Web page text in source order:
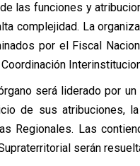
las funciones y
complejidad. La
por el Fiscal
será liderado por
de sus atribuciones,
Regionales. Las
serán